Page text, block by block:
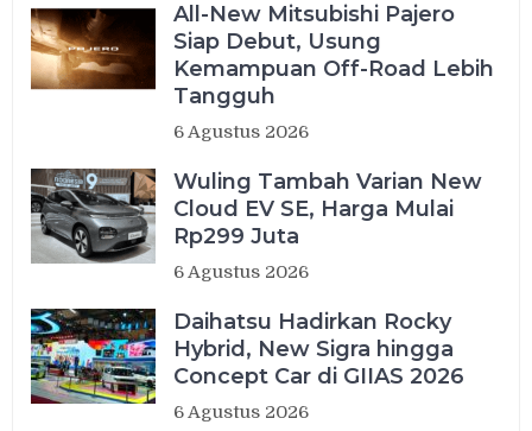
All-New Mitsubishi Pajero
Siap Debut, Usung
Kemampuan Off-Road Lebih
Tangguh
6 Agustus 2026
Wuling Tambah Varian New
Cloud EV SE, Harga Mulai
Rp299 Juta
6 Agustus 2026
Daihatsu Hadirkan Rocky
Hybrid, New Sigra hingga
Concept Car di GIIAS 2026
6 Agustus 2026